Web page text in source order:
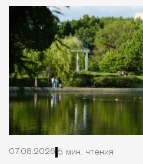
07.08.2026 5 мин. чтения